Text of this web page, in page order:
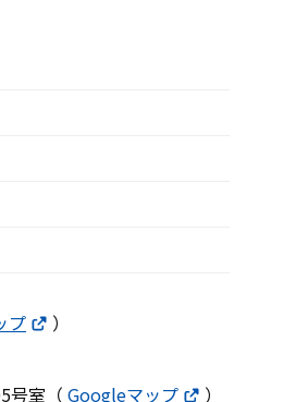
プ
）
号室（ Googleマップ
）